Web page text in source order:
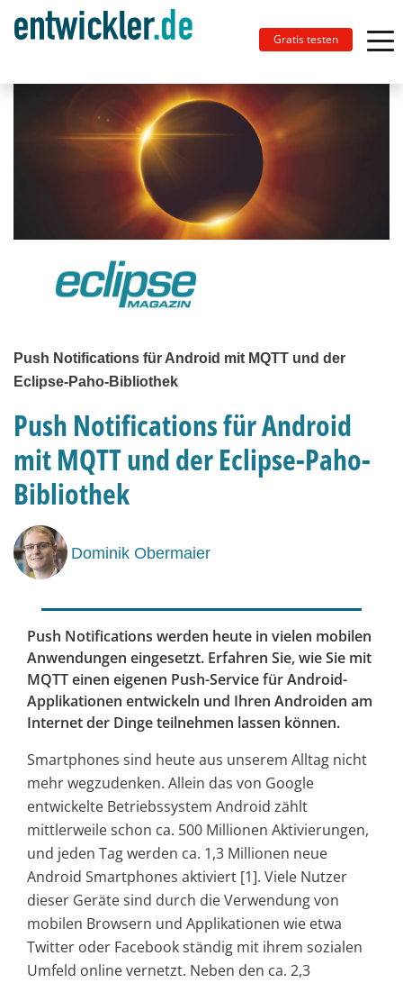
Gratis testen
Push Notifications für Android mit MQTT und der
Eclipse-Paho-Bibliothek
Push Notifications für Android
mit MQTT und der Eclipse-Paho-
Bibliothek
Dominik Obermaier
Push Notifications werden heute in vielen mobilen
Anwendungen eingesetzt. Erfahren Sie, wie Sie mit
MQTT einen eigenen Push-Service für Android-
Applikationen entwickeln und Ihren Androiden am
Internet der Dinge teilnehmen lassen können.
Smartphones sind heute aus unserem Alltag nicht
mehr wegzudenken. Allein das von Google
entwickelte Betriebssystem Android zählt
mittlerweile schon ca. 500 Millionen Aktivierungen,
und jeden Tag werden ca. 1,3 Millionen neue
Android Smartphones aktiviert [1]. Viele Nutzer
dieser Geräte sind durch die Verwendung von
mobilen Browsern und Applikationen wie etwa
Twitter oder Facebook ständig mit ihrem sozialen
Umfeld online vernetzt. Neben den ca. 2,3